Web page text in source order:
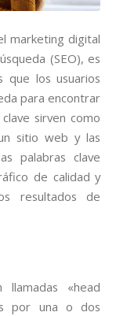
marketing digital
(SEO), es
los usuarios
para encontrar
sirven como
sitio web y las
palabras clave
de calidad y
resultados de
llamadas «head
por una o dos